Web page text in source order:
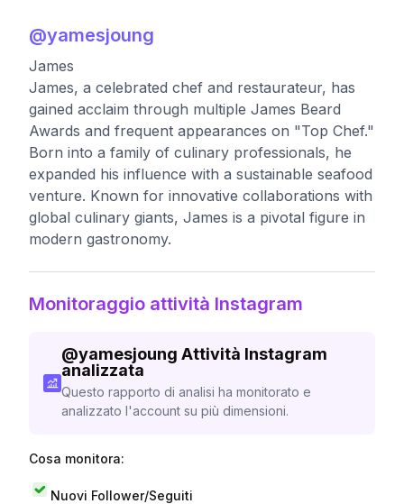
@yamesjoung
James
James, a celebrated chef and restaurateur, has
gained acclaim through multiple James Beard
Awards and frequent appearances on "Top Chef."
Born into a family of culinary professionals, he
expanded his influence with a sustainable seafood
venture. Known for innovative collaborations with
global culinary giants, James is a pivotal figure in
modern gastronomy.
Monitoraggio attività Instagram
@yamesjoung Attività Instagram
analizzata
Questo rapporto di analisi ha monitorato e
analizzato l'account su più dimensioni.
Cosa monitora:
Nuovi Follower/Seguiti